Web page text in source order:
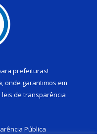
prefeituras!
onde garantimos em
leis de transparência
Pública